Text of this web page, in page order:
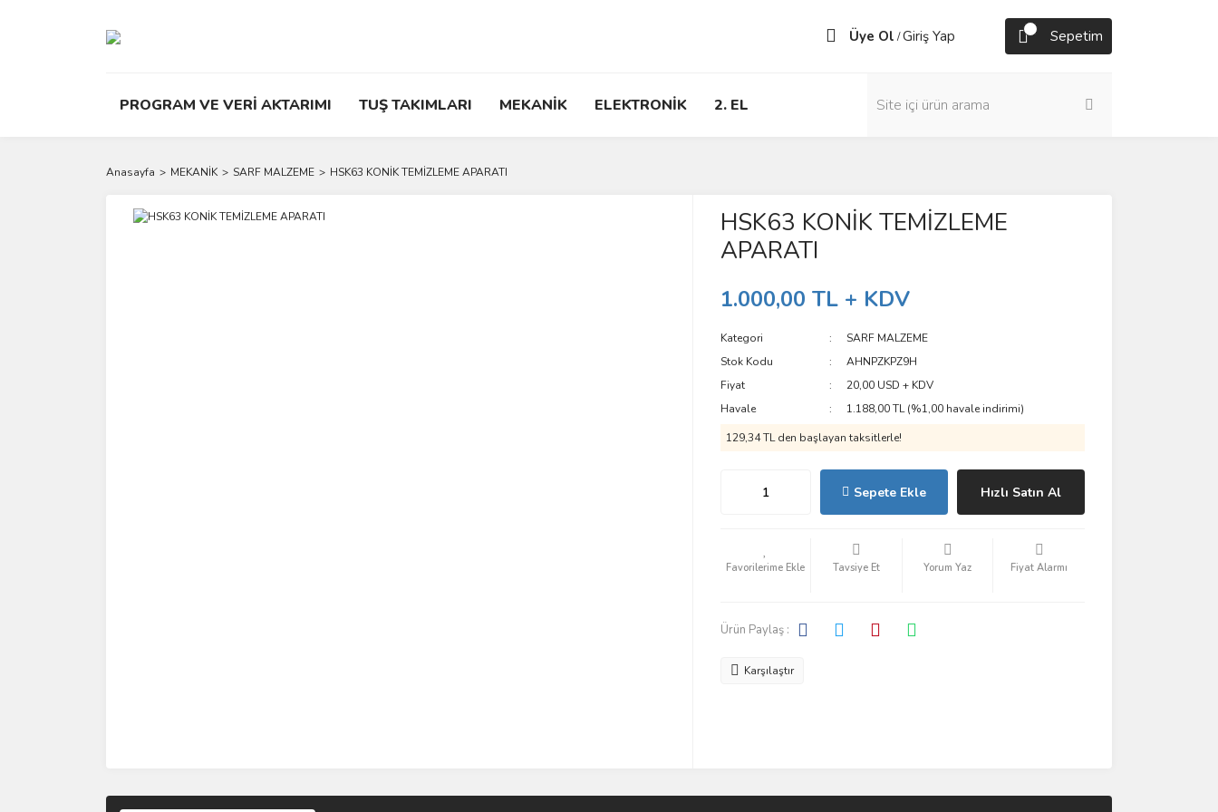
Üye Ol /Giriş Yap Sepetim
PROGRAM VE VERİ AKTARIMI TUŞ TAKIMLARI MEKANİK ELEKTRONİK 2. EL
Anasayfa MEKANİK SARF MALZEME HSK63 KONİK TEMİZLEME APARATI
HSK63 KONİK TEMİZLEME
APARATI
1.000,00 TL + KDV
Kategori
SARF MALZEME
Stok Kodu
AHNPZKPZ9H
Fiyat
20,00 USD + KDV
Havale
1.188,00 TL (%1,00 havale indirimi)
129,34 TL den başlayan taksitlerle!
Sepete Ekle Hızlı Satın Al
Tavsiye Et Yorum Yaz Fiyat Alarmı
Ürün Paylaş :
Karşılaştır